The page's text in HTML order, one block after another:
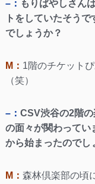
–： もりばやしさん
トをしていたそう
でしょうか？
M： 1階のチケット
（笑）
–： CSV渋谷の2階
の面々が関わってい
から始まったのでし
M： 森林倶楽部の頃